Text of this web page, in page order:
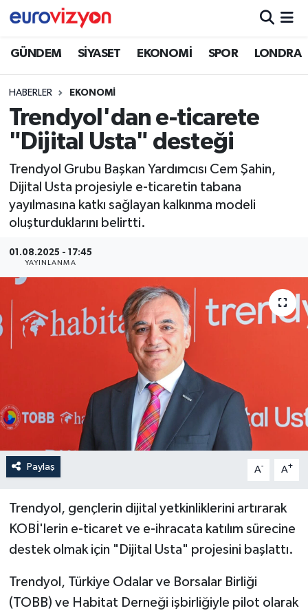
GÜNDEM SİYASET EKONOMİ SPOR LONDRA
HABERLER EKONOMİ
Trendyol'dan e-ticarete
"Dijital Usta" desteği
Trendyol Grubu Başkan Yardımcısı Cem Şahin,
Dijital Usta projesiyle e-ticaretin tabana
yayılmasına katkı sağlayan kalkınma modeli
oluşturduklarını belirtti.
01.08.2025 - 17:45
YAYINLANMA
Paylaş A- A+
Trendyol, gençlerin dijital yetkinliklerini artırarak
KOBİ'lerin e-ticaret ve e-ihracata katılım sürecine
destek olmak için "Dijital Usta" projesini başlattı.
Trendyol, Türkiye Odalar ve Borsalar Birliği
(TOBB) ve Habitat Derneği işbirliğiyle pilot olarak